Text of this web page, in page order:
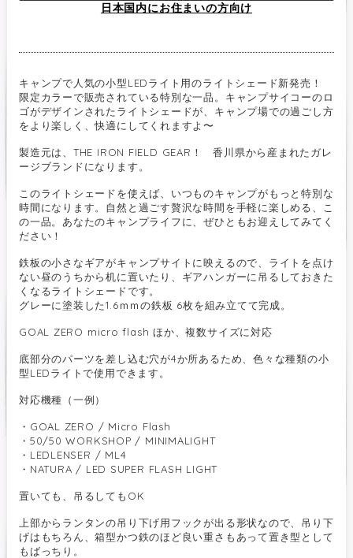
日本国内にお住まいの方向け
キャンプで人気の小型LEDライト用のライトシェード新発売！
限定カラーで販売されている特別な一品。キャンプサイコーのロ
ゴがデザインされたライトシェードが、キャンプ場での過ごし方
をより楽しく、快適にしてくれますよ〜
製造元は、THE IRON FIELD GEAR！ 香川県から産まれたガレ
ージブランドになります。
このライトシェードを使えば、いつものキャンプがもっと特別な
時間になります。自然と過ごす贅沢な時間を手軽に楽しめる、こ
の一品。あなたのキャンプライフに、ぜひともお迎えしてみてく
ださい！
鉄板の小さなギアがキャンプサイトに映えるので、ライトを点け
ない昼のうちから机に置いたり、ギアハンガーに吊るしておきた
くなるライトシェードです。
グレーに塗装した1.6ｍｍの鉄板 6枚を組み立てて完成。
GOAL ZERO micro flash ほか、複数サイズに対応
底部分のパーツを差し込む穴が4か所あるため、色々な種類の小
型LEDライトで使用できます。
対応機種（一例）
・GOAL ZERO / Micro Flash
・50/50 WORKSHOP / MINIMALIGHT
・LEDLENSER / ML4
・NATURA / LED SUPER FLASH LIGHT
置いても、吊るしてもOK
上部からランタンの吊り下げ用フックが出る形状なので、吊り下
げはもちろん、箱型かつ鉄のほど良い重さもあって置き型として
もばっちり。